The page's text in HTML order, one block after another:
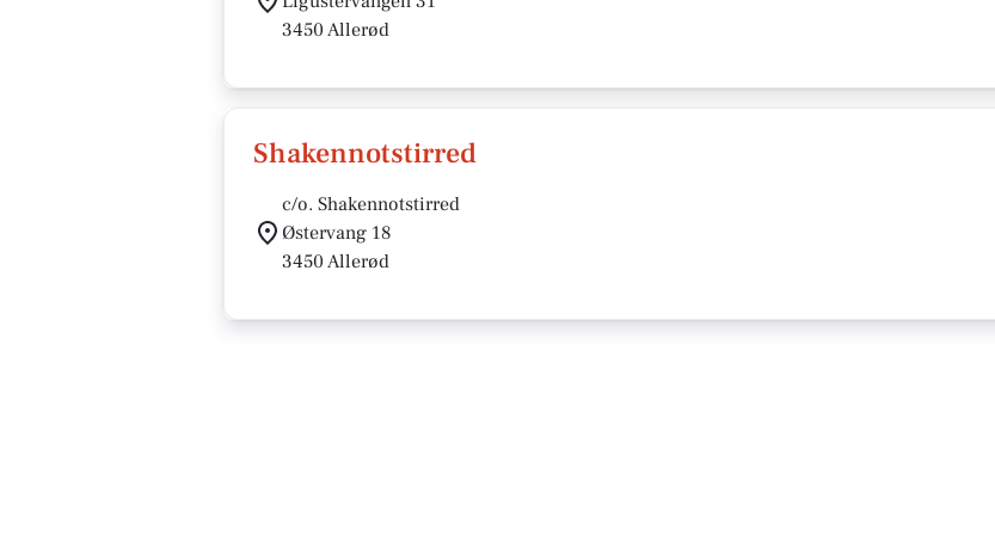
3450 Allerød
Shakennotstirred
c/o. Shakennotstirred
Østervang 18
3450 Allerød